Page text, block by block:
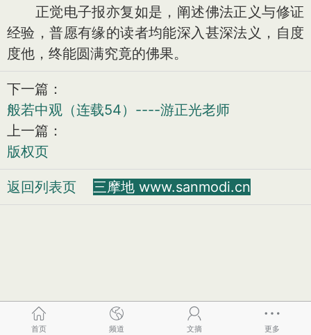
正觉电子报亦复如是，阐述佛法正义与修证
经验，普愿有缘的读者均能深入甚深法义，自度
度他，终能圆满究竟的佛果。
下一篇：
般若中观（连载54）----游正光老师
上一篇：
版权页
返回列表页 三摩地 www.sanmodi.cn
首页 频道 文摘 更多